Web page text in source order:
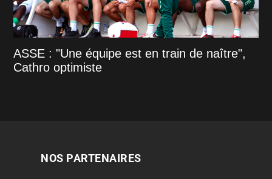
ASSE : "Une équipe est en train de naître",
Cathro optimiste
NOS PARTENAIRES